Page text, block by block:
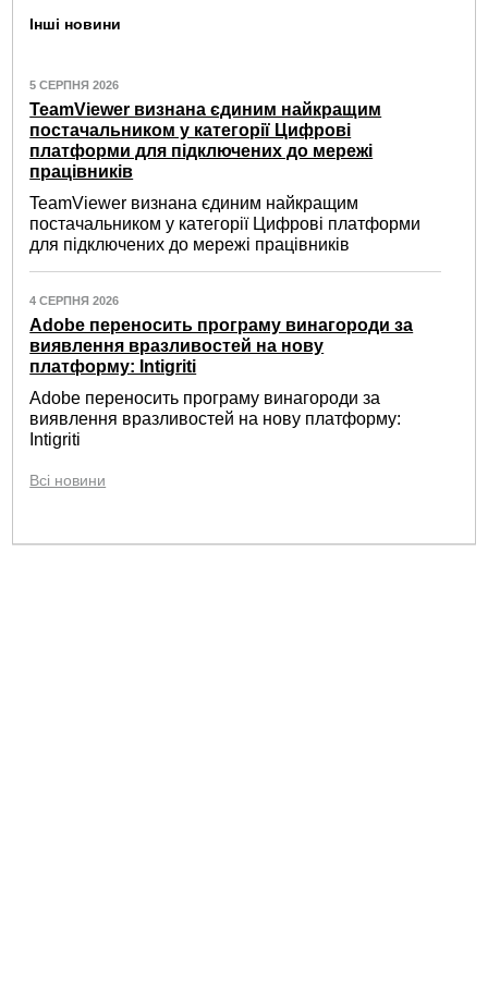
Інші новини
5 СЕРПНЯ 2026
TeamViewer визнана єдиним найкращим
постачальником у категорії Цифрові
платформи для підключених до мережі
працівників
TeamViewer визнана єдиним найкращим
постачальником у категорії Цифрові платформи
для підключених до мережі працівників
4 СЕРПНЯ 2026
Adobe переносить програму винагороди за
виявлення вразливостей на нову
платформу: Intigriti
Adobe переносить програму винагороди за
виявлення вразливостей на нову платформу:
Intigriti
Всі новини